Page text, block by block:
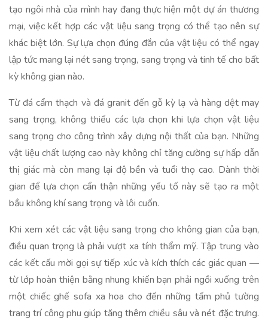
tạo ngôi nhà của mình hay đang thực hiện một dự án thương
mại, việc kết hợp các vật liệu sang trọng có thể tạo nên sự
khác biệt lớn. Sự lựa chọn đúng đắn của vật liệu có thể ngay
lập tức mang lại nét sang trọng, sang trọng và tinh tế cho bất
kỳ không gian nào.
Từ đá cẩm thạch và đá granit đến gỗ kỳ lạ và hàng dệt may
sang trọng, không thiếu các lựa chọn khi lựa chọn vật liệu
sang trọng cho công trình xây dựng nội thất của bạn. Những
vật liệu chất lượng cao này không chỉ tăng cường sự hấp dẫn
thị giác mà còn mang lại độ bền và tuổi thọ cao. Dành thời
gian để lựa chọn cẩn thận những yếu tố này sẽ tạo ra một
bầu không khí sang trọng và lôi cuốn.
Khi xem xét các vật liệu sang trọng cho không gian của bạn,
điều quan trọng là phải vượt xa tính thẩm mỹ. Tập trung vào
các kết cấu mời gọi sự tiếp xúc và kích thích các giác quan —
từ lớp hoàn thiện bằng nhung khiến bạn phải ngồi xuống trên
một chiếc ghế sofa xa hoa cho đến những tấm phủ tường
trang trí công phu giúp tăng thêm chiều sâu và nét đặc trưng.